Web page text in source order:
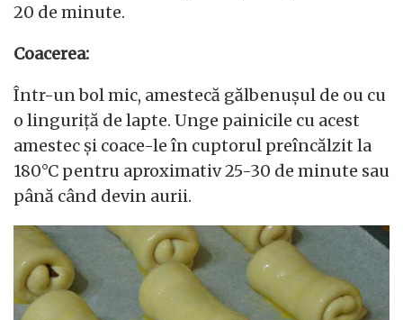
20 de minute.
Coacerea:
Într-un bol mic, amestecă gălbenușul de ou cu
o linguriță de lapte. Unge painicile cu acest
amestec și coace-le în cuptorul preîncălzit la
180°C pentru aproximativ 25-30 de minute sau
până când devin aurii.